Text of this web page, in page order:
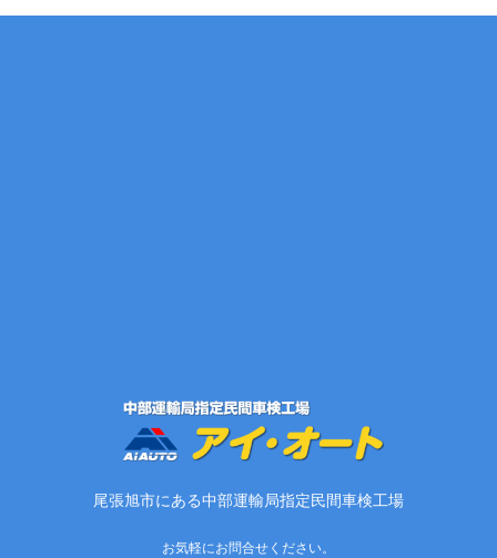
尾張旭市にある中部運輸局指定民間車検工場
お気軽にお問合せください。